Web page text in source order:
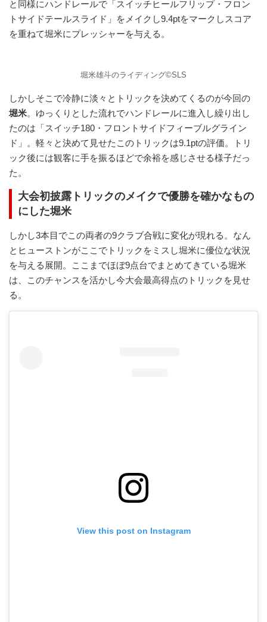
と同様にハンドレールで「スイッチヒールフリップ・フロン
トサイドテールスライド」をメイクし9.4ptをマークしスコア
を重ねて堀米にプレッシャーを与える。
堀米雄斗のライディング©︎SLS
しかしそこで冷静に淡々とトリックを決めてくるのが今回の
堀米。ゆっくりとした流れでハンドレールに進入し繰り出し
たのは「スイッチ180・フロントサイドフィーブルグライン
ド」。軽々と決めて見せたこのトリックは9.1ptの評価。トリ
ック後には観客に手を振るほどで余裕を感じさせる様子だっ
た。
大会初披露トリックのメイクで優勝を確かなもの
にした堀米
しかし3本目でこの両者の9クラブ合戦に変化が現れる。なん
とヒューストンがここでトリックをミスし堀米に優位な状況
を与える展開。ここまでほぼ9点台でまとめてきている堀米
は、このチャンスを活かし今大会最高得点のトリックを見せ
る。
View this post on Instagram